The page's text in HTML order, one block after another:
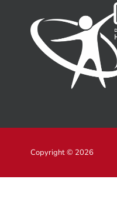
Copyright © 2026